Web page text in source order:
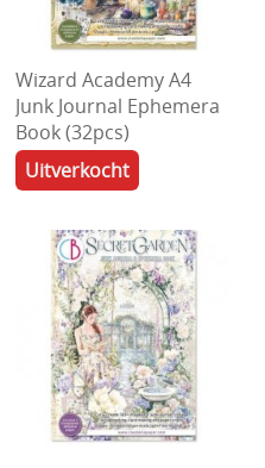
Wizard Academy A4
Junk Journal Ephemera
Book (32pcs)
Uitverkocht